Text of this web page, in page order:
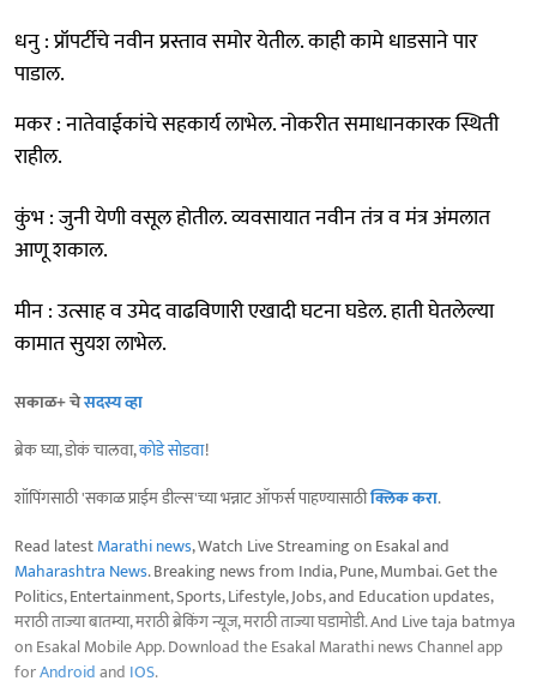
धनु : प्रॉपर्टीचे नवीन प्रस्ताव समोर येतील. काही कामे धाडसाने पार
पाडाल.
मकर : नातेवाईकांचे सहकार्य लाभेल. नोकरीत समाधानकारक स्थिती
राहील.
कुंभ : जुनी येणी वसूल होतील. व्यवसायात नवीन तंत्र व मंत्र अंमलात
आणू शकाल.
मीन : उत्साह व उमेद वाढविणारी एखादी घटना घडेल. हाती घेतलेल्या
कामात सुयश लाभेल.
सकाळ+ चेसदस्य व्हा
ब्रेक घ्या, डोकं चालवा,कोडे सोडवा!
शॉपिंगसाठी 'सकाळ प्राईम डील्स'च्या भन्नाट ऑफर्स पाहण्यासाठीक्लिक करा.
Read latestMarathi news, Watch Live Streaming on Esakal and
Maharashtra News. Breaking news from India, Pune, Mumbai. Get the
Politics, Entertainment, Sports, Lifestyle, Jobs, and Education updates,
मराठी ताज्या बातम्या, मराठी ब्रेकिंग न्यूज, मराठी ताज्या घडामोडी. And Live taja batmya
on Esakal Mobile App. Download the Esakal Marathi news Channel app
forAndroidand IOS.